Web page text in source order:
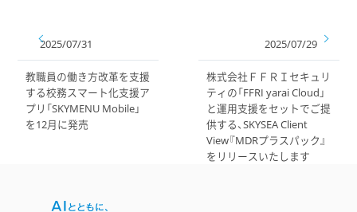
2025/07/31
教職員の働き方改革を支援
する校務スマート化支援ア
プリ「SKYMENU Mobile」
を12月に発売
2025/07/29
株式会社ＦＦＲＩセキュリ
ティの「FFRI yarai Cloud」
と運用支援をセットでご提
供する、SKYSEA Client
View『MDRプラスパック』
をリリースいたします